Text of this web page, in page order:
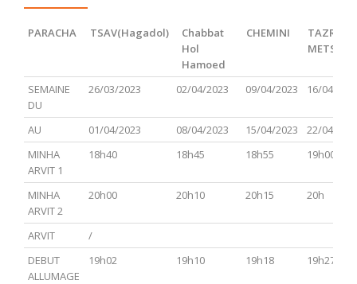
PARACHA TSAV(Hagadol)
Chabbat
Hol
Hamoed
CHEMINI
TAZRIA
PARACHA TSAV(Hagadol)
Chabbat
Hamoed
CHEMINI
TAZRIA
SEMAINE
DU
26/03/2023 02/04/2023 09/04/2023 16/04/
AU 01/04/2023 08/04/2023 15/04/2023
22/04/
MINHA
ARVIT 1
18h40 18h45 18h55 19h00
MINHA
ARVIT 2
20h00 20h10 20h15 20h
ARVIT
/
DEBUT
ALLUMAGE
19h02 19h10 19h18 19h27